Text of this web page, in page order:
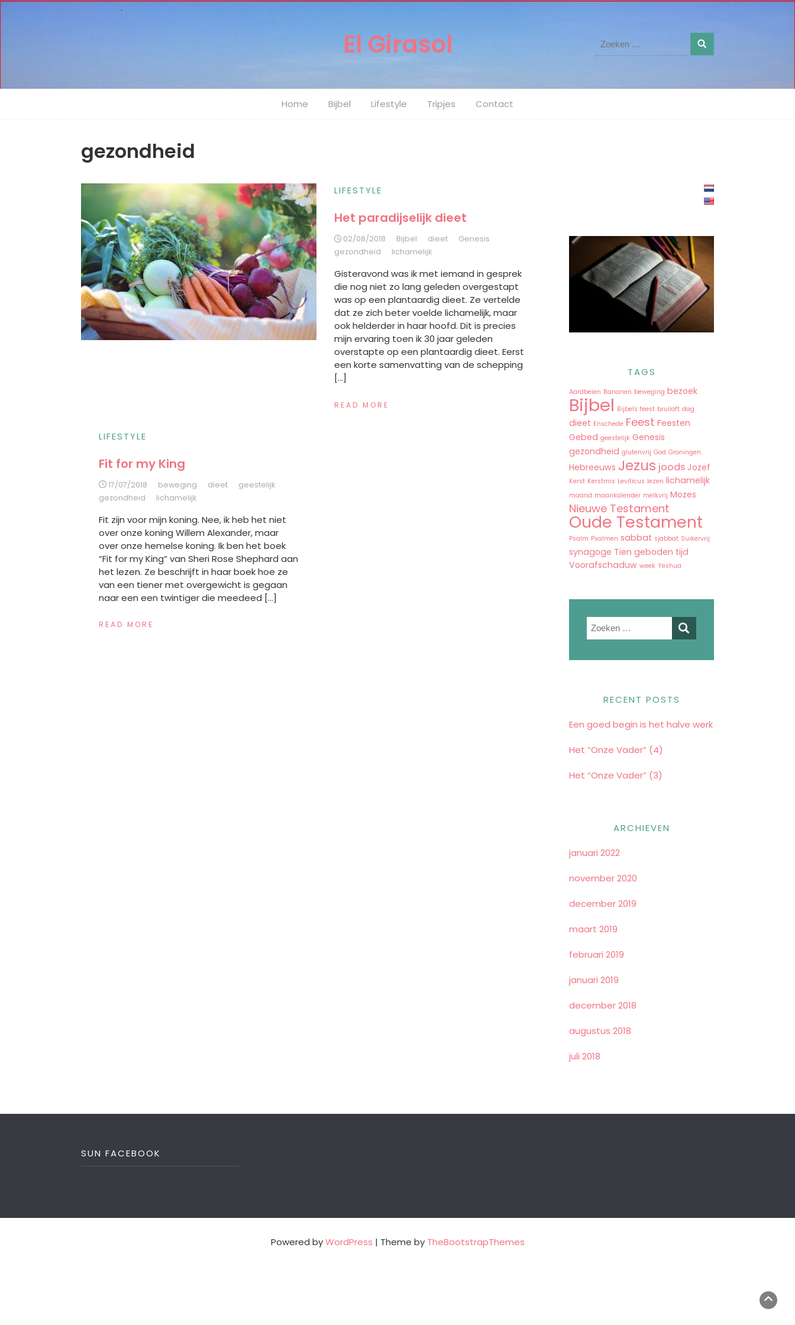
El Girasol
Zoeken
naar:
Home Bijbel Lifestyle Tripjes Contact
gezondheid
LIFESTYLE
Het paradijselijk dieet
02/08/2018 Bijbel dieet
Genesis
gezondheid
lichamelijk
Gisteravond was ik met iemand in gesprek
die nog niet zo lang geleden overgestapt
was op een plantaardig dieet. Ze vertelde
dat ze zich beter voelde lichamelijk, maar
ook helderder in haar hoofd. Dit is precies
mijn ervaring toen ik 30 jaar geleden
overstapte op een plantaardig dieet. Eerst
een korte samenvatting van de schepping
[…]
READ MORE
LIFESTYLE
Fit for my King
17/07/2018 beweging dieet
geestelijk
gezondheid
lichamelijk
Fit zijn voor mijn koning. Nee, ik heb het niet
over onze koning Willem Alexander, maar
over onze hemelse koning. Ik ben het boek
“Fit for my King” van Sheri Rose Shephard aan
het lezen. Ze beschrijft in haar boek hoe ze
van een tiener met overgewicht is gegaan
naar een een twintiger die meedeed […]
READ MORE
TAGS
Aardbeien Bananen beweging bezoek
Bijbel Bijbels feest bruiloft dag
dieet Enschede Feest Feesten
Gebed geestelijk Genesis
gezondheid glutenvrij God Groningen
Hebreeuws Jezus joods Jozef
Kerst Kerstmis Leviticus lezen lichamelijk
maand maankalender melkvrij Mozes
Nieuwe Testament
Oude Testament
Psalm Psalmen sabbat sjabbat Suikervrij
synagoge Tien geboden tijd
Voorafschaduw week Yeshua
Zoeken
RECENT POSTS
Een goed begin is het halve werk
Het “Onze Vader” (4)
Het “Onze Vader” (3)
ARCHIEVEN
januari 2022
november 2020
december 2019
maart 2019
februari 2019
januari 2019
december 2018
augustus 2018
juli 2018
SUN FACEBOOK
Powered byWordPress | Theme by TheBootstrapThemes